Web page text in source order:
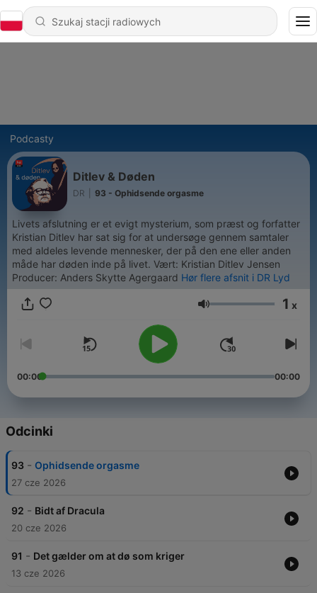
Podcasty
Ditlev & Døden
DR 93 - Ophidsende orgasme
Livets afslutning er et evigt mysterium, som præst og forfatter
Kristian Ditlev har sat sig for at undersøge gennem samtaler
med aldeles levende mennesker, der på den ene eller anden
måde har døden inde på livet. Vært: Kristian Ditlev Jensen
Producer: Anders Skytte Agergaard Hør flere afsnit i DR Lyd
Głośność 1 x
00:00 00:00
Odcinki
93 - Ophidsende orgasme
27 cze 2026
92 - Bidt af Dracula
20 cze 2026
91 - Det gælder om at dø som kriger
13 cze 2026